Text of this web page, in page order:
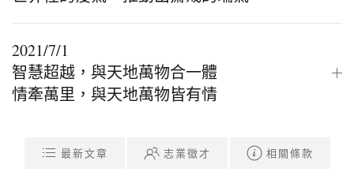
2021/7/1
智慧超越，與天地萬物合一體
情牽萬里，與天地萬物皆有情
最新文章 志業徵才 相關條款